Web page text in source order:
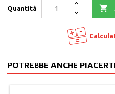
Quantità 
POTREBBE ANCHE PIACERTI